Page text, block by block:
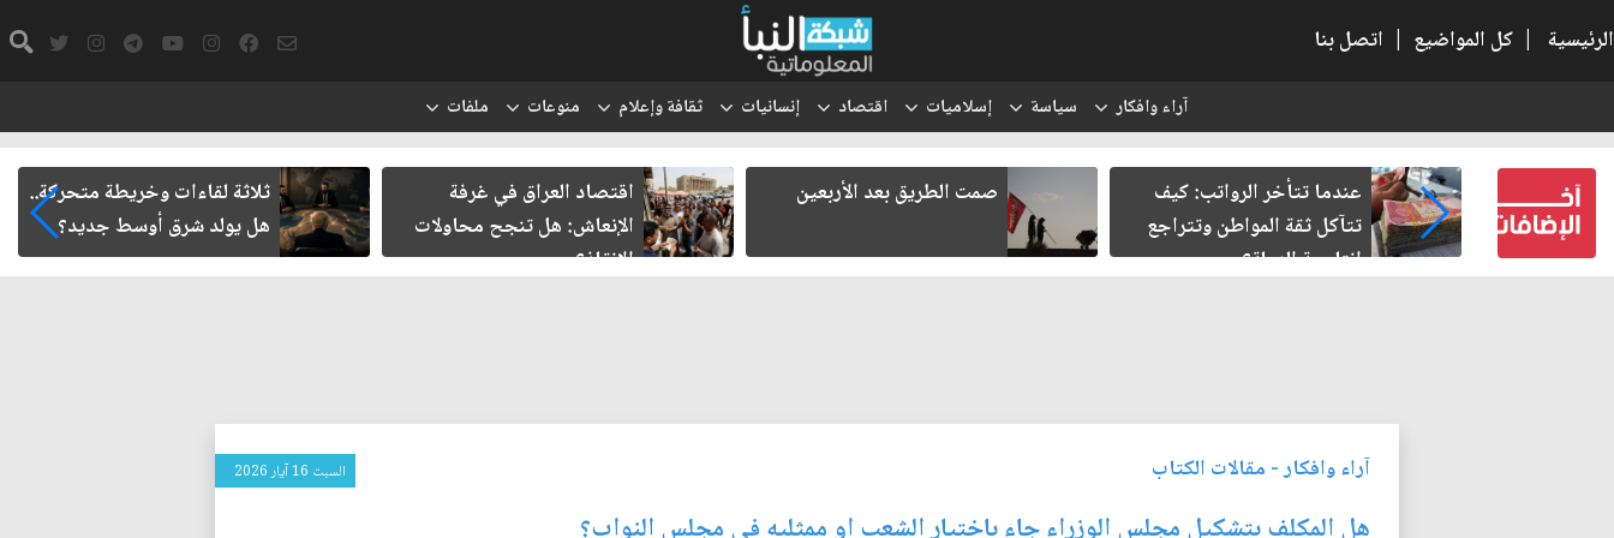
الرئيسية | كل المواضيع | اتصل بنا
آراء وافكار سياسة إسلاميات اقتصاد إنسانيات ثقافة وإعلام منوعات ملفات
حين
عندما تتأخر الرواتب: كيف
تتآكل ثقة المواطن وتتراجع
إنتاجية الدولة؟
صمت الطريق بعد الأربعين
اقتصاد العراق في غرفة
الإنعاش: هل تنجح محاولات
الإنقاذ؟
ثلاثة لقاءات وخريطة متحركة..
هل يولد شرق أوسط جديد؟
آراء وافكار- مقالات الكتاب السبت 16 آيار 2026